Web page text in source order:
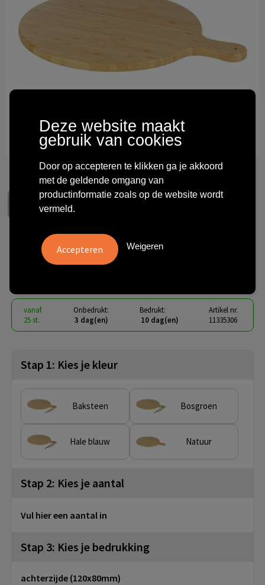
Overig
Delys snijplank van bamboe
vanaf
25 st.
Onbedrukt:
3 dag(en)
Bedrukt:
10 dag(en)
Artikel nr.
11335306
Stap 1: Kies je kleur
Baksteen Bosgroen
Hale blauw Natuur
Stap 2: Kies je aantal
Vul hier een aantal in
Stap 3: Kies je bedrukking
achterzijde (120x80mm)
Deze website maakt
gebruik van cookies
Door op accepteren te klikken ga je akkoord
met de geldende omgang van
productinformatie zoals op de website wordt
vermeld.
Weigeren